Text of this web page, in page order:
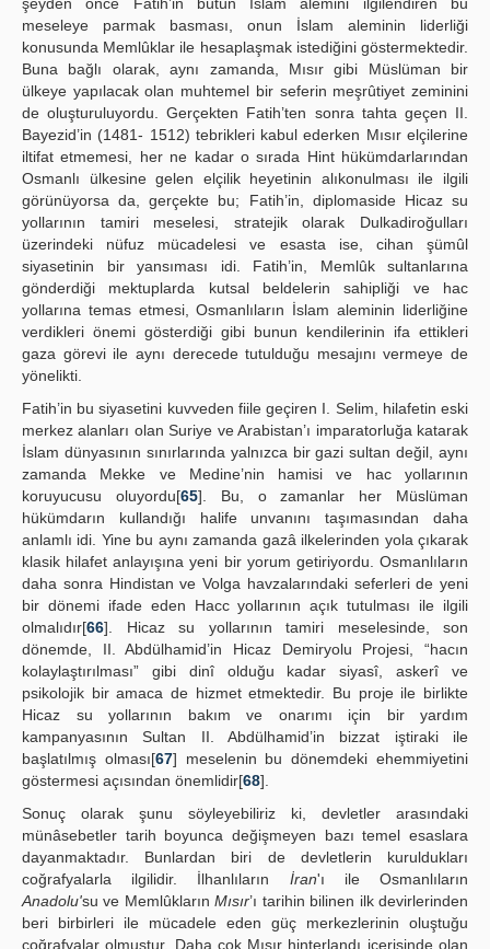
meseleye parmak basması, onun İslam aleminin liderliği
konusunda Memlûklar ile hesaplaşmak istediğini göstermektedir.
Buna bağlı olarak, aynı zamanda, Mısır gibi Müslüman bir
ülkeye yapılacak olan muhtemel bir seferin meşrûtiyet zeminini
de oluşturuluyordu. Gerçekten Fatih’ten sonra tahta geçen II.
Bayezid’in (1481- 1512) tebrikleri kabul ederken Mısır elçilerine
iltifat etmemesi, her ne kadar o sırada Hint hükümdarlarından
Osmanlı ülkesine gelen elçilik heyetinin alıkonulması ile ilgili
görünüyorsa da, gerçekte bu; Fatih’in, diplomaside Hicaz su
yollarının tamiri meselesi, stratejik olarak Dulkadiroğulları
üzerindeki nüfuz mücadelesi ve esasta ise, cihan şümûl
siyasetinin bir yansıması idi. Fatih’in, Memlûk sultanlarına
gönderdiği mektuplarda kutsal beldelerin sahipliği ve hac
yollarına temas etmesi, Osmanlıların İslam aleminin liderliğine
verdikleri önemi gösterdiği gibi bunun kendilerinin ifa ettikleri
gaza görevi ile aynı derecede tutulduğu mesajını vermeye de
yönelikti.
Fatih’in bu siyasetini kuvveden fiile geçiren I. Selim, hilafetin eski
merkez alanları olan Suriye ve Arabistan’ı imparatorluğa katarak
İslam dünyasının sınırlarında yalnızca bir gazi sultan değil, aynı
zamanda Mekke ve Medine’nin hamisi ve hac yollarının
koruyucusu oluyordu[65]. Bu, o zamanlar her Müslüman
hükümdarın kullandığı halife unvanını taşımasından daha
anlamlı idi. Yine bu aynı zamanda gazâ ilkelerinden yola çıkarak
klasik hilafet anlayışına yeni bir yorum getiriyordu. Osmanlıların
daha sonra Hindistan ve Volga havzalarındaki seferleri de yeni
bir dönemi ifade eden Hacc yollarının açık tutulması ile ilgili
olmalıdır[66]. Hicaz su yollarının tamiri meselesinde, son
dönemde, II. Abdülhamid’in Hicaz Demiryolu Projesi, “hacın
kolaylaştırılması” gibi dinî olduğu kadar siyasî, askerî ve
psikolojik bir amaca de hizmet etmektedir. Bu proje ile birlikte
Hicaz su yollarının bakım ve onarımı için bir yardım
kampanyasının Sultan II. Abdülhamid’in bizzat iştiraki ile
başlatılmış olması[67] meselenin bu dönemdeki ehemmiyetini
göstermesi açısından önemlidir[68].
Sonuç olarak şunu söyleyebiliriz ki, devletler arasındaki
münâsebetler tarih boyunca değişmeyen bazı temel esaslara
dayanmaktadır. Bunlardan biri de devletlerin kuruldukları
coğrafyalarla ilgilidir. İlhanlıların İran'ı ile Osmanlıların
Anadolu'su ve MemlûklarınMısır’ı tarihin bilinen ilk devirlerinden
beri birbirleri ile mücadele eden güç merkezlerinin oluştuğu
coğrafyalar olmuştur. Daha çok Mısır hinterlandı içerisinde olan